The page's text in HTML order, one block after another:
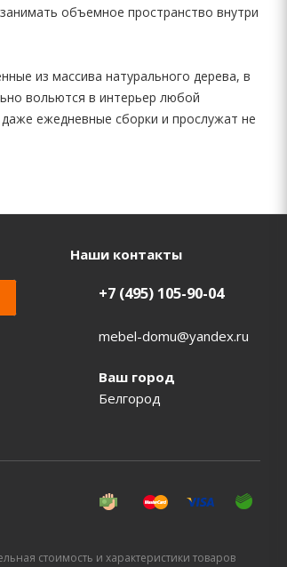
объемное пространство внутри
из массива натурального дерева, в
вольются в интерьер любой
ежедневные сборки и прослужат не
Наши контакты
+7 (495) 105-90-04
mebel-domu@yandex.ru
Ваш город
Белгород
стоимость и характеристики товаров